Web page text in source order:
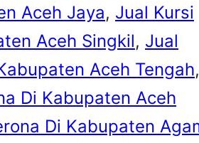
Aceh Jaya, Jual Kursi
Aceh Singkil, Jual
Aceh Tengah
Di Kabupaten Aceh
Di Kabupaten